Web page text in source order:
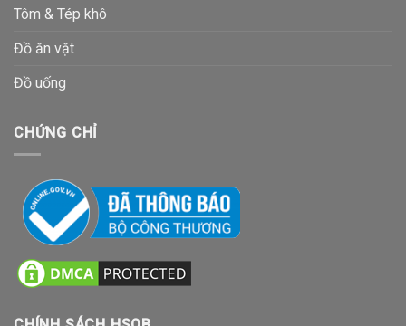
Tôm & Tép khô
Đồ ăn vặt
Đồ uống
CHỨNG CHỈ